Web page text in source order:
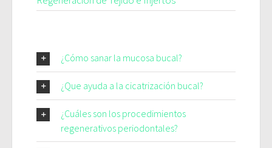
¿Cómo sanar la mucosa bucal?
¿Que ayuda a la cicatrización bucal?
¿Cuáles son los procedimientos
regenerativos periodontales?